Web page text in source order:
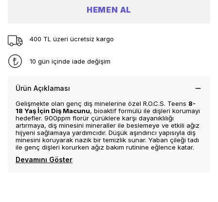
HEMEN AL
400 TL üzeri ücretsiz kargo
10 gün içinde iade değişim
Ürün Açıklaması
Gelişmekte olan genç diş minelerine özel R.O.C.S. Teens 8-
18 Yaş İçin Diş Macunu, bioaktif formülü ile dişleri korumayı
hedefler. 900ppm florür çürüklere karşı dayanıklılığı
artırmaya, diş minesini mineraller ile beslemeye ve etkili ağız
hijyeni sağlamaya yardımcıdır. Düşük aşındırıcı yapısıyla diş
minesini koruyarak nazik bir temizlik sunar. Yaban çileği tadı
ile genç dişleri korurken ağız bakım rutinine eğlence katar.
Devamını Göster